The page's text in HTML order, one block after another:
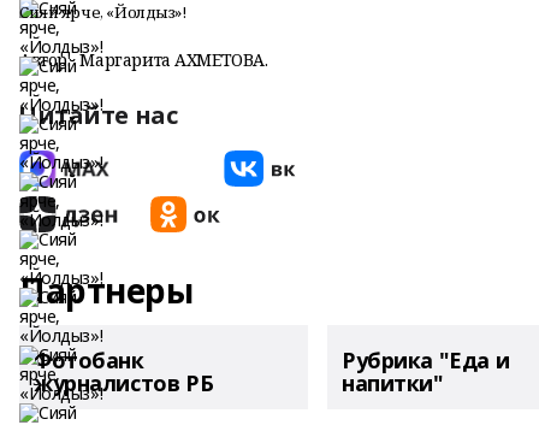
Сияй ярче, «Йолдыз»!
Автор: Маргарита АХМЕТОВА.
Читайте нас
Партнеры
Фотобанк
журналистов РБ
Рубрика "Еда и
напитки"